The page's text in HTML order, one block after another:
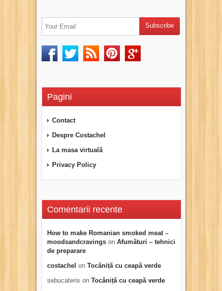
Pagini
Contact
Despre Costachel
La masa virtuală
Privacy Policy
Comentarii recente
How to make Romanian smoked meat –
moodsandcravings on Afumături – tehnici
de preparare
costachel on Tocăniță cu ceapă verde
sebucaterix on Tocăniță cu ceapă verde